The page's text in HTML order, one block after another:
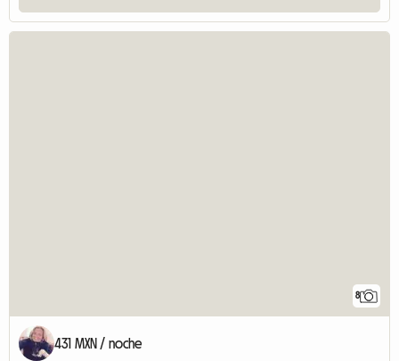
8
431 MXN / noche